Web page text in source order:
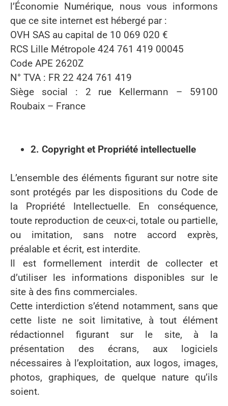
l’Économie Numérique, nous vous informons
que ce site internet est hébergé par :
OVH SAS au capital de 10 069 020 €
RCS Lille Métropole 424 761 419 00045
Code APE 2620Z
N° TVA : FR 22 424 761 419
Siège social : 2 rue Kellermann – 59100
Roubaix – France
2. Copyright et Propriété intellectuelle
L’ensemble des éléments figurant sur notre site
sont protégés par les dispositions du Code de
la Propriété Intellectuelle. En conséquence,
toute reproduction de ceux-ci, totale ou partielle,
ou imitation, sans notre accord exprès,
préalable et écrit, est interdite.
Il est formellement interdit de collecter et
d’utiliser les informations disponibles sur le
site à des fins commerciales.
Cette interdiction s’étend notamment, sans que
cette liste ne soit limitative, à tout élément
rédactionnel figurant sur le site, à la
présentation des écrans, aux logiciels
nécessaires à l’exploitation, aux logos, images,
photos, graphiques, de quelque nature qu’ils
soient.